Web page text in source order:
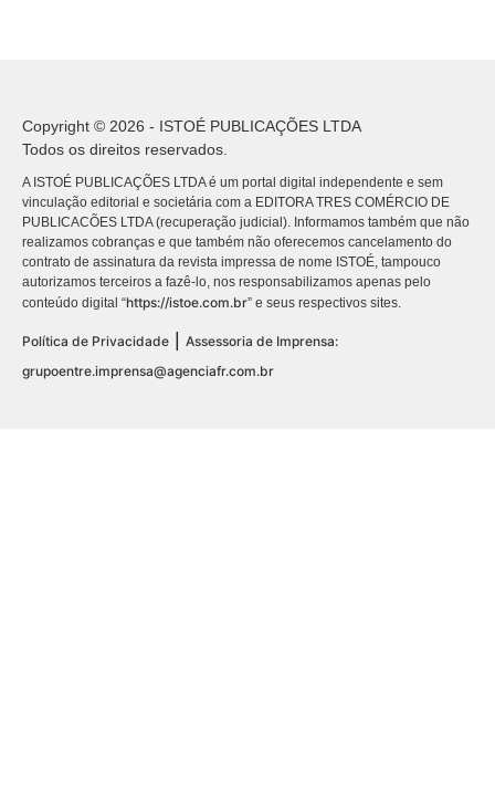
Copyright © 2026 - ISTOÉ PUBLICAÇÕES LTDA
Todos os direitos reservados.
A ISTOÉ PUBLICAÇÕES LTDA é um portal digital independente e sem
vinculação editorial e societária com a EDITORA TRES COMÉRCIO DE
PUBLICACÕES LTDA (recuperação judicial). Informamos também que não
realizamos cobranças e que também não oferecemos cancelamento do
contrato de assinatura da revista impressa de nome ISTOÉ, tampouco
autorizamos terceiros a fazê-lo, nos responsabilizamos apenas pelo
conteúdo digital “https://istoe.com.br” e seus respectivos sites.
Política de Privacidade
Assessoria de Imprensa:
grupoentre.imprensa@agenciafr.com.br